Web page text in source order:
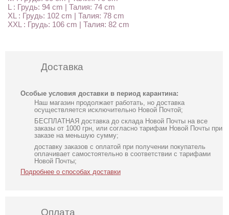
L : Грудь: 94 cm | Талия: 74 cm
XL : Грудь: 102 cm | Талия: 78 cm
XXL : Грудь: 106 cm | Талия: 82 cm
Доставка
Особые условия доставки в период карантина:
Наш магазин продолжает работать, но доставка
осуществляется исключительно Новой Почтой;
БЕСПЛАТНАЯ доставка до склада Новой Почты на все
заказы от 1000 грн, или согласно тарифам Новой Почты при
заказе на меньшую сумму;
доставку заказов с оплатой при получении покупатель
оплачивает самостоятельно в соответствии с тарифами
Новой Почты;
Подробнее о способах доставки
Оплата